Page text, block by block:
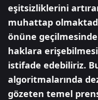
eşitsizliklerini
muhattap
önüne
haklara
istifade edebiliriz.
algoritmalarında
gözeten temel